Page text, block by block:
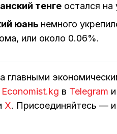
тенгеостался на
юаньнемного
или около 0.06%.
главными
Economist.kg в Telegram и
Х. Присоединяйтесь — и